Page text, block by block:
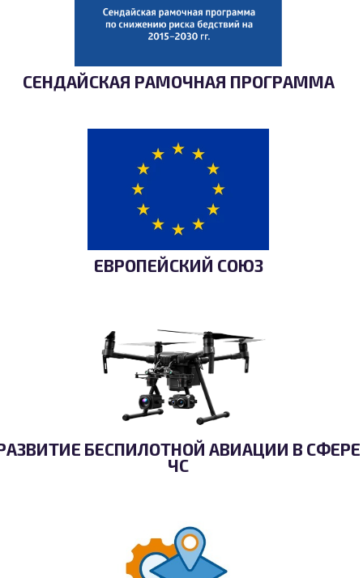
СЕНДАЙСКАЯ РАМОЧНАЯ ПРОГРАММА
ЕВРОПЕЙСКИЙ СОЮЗ
БЕСПИЛОТНОЙ АВИАЦИИ В СФЕРЕ
ЧС